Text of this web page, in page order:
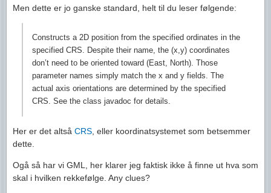
Men dette er jo ganske standard, helt til du leser følgende:
Constructs a 2D position from the specified ordinates in the
specified CRS. Despite their name, the (x,y) coordinates
don’t need to be oriented toward (East, North). Those
parameter names simply match the x and y fields. The
actual axis orientations are determined by the specified
CRS. See the class javadoc for details.
Her er det altså CRS , eller koordinatsystemet som betsemmer
dette.
Ogå så har vi GML, her klarer jeg faktisk ikke å finne ut hva som
skal i hvilken rekkefølge. Any clues?